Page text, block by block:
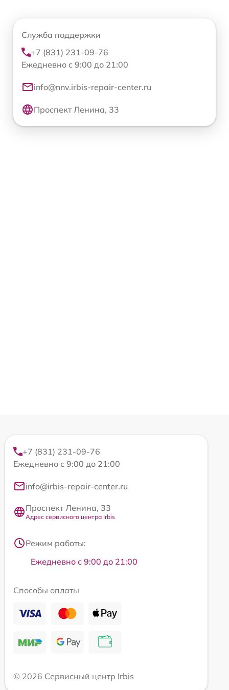
Служба поддержки
+7 (831) 231-09-76
Ежедневно с 9:00 до 21:00
info@nnv.irbis-repair-center.ru
Проспект Ленина, 33
+7 (831) 231-09-76
Ежедневно с 9:00 до 21:00
info@irbis-repair-center.ru
Проспект Ленина, 33
Адрес сервисного центра Irbis
Режим работы:
Ежедневно с 9:00 до 21:00
Способы оплаты
© 2026 Сервисный центр Irbis